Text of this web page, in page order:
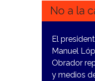
No a la
El
Manuel
Obrador
y medios